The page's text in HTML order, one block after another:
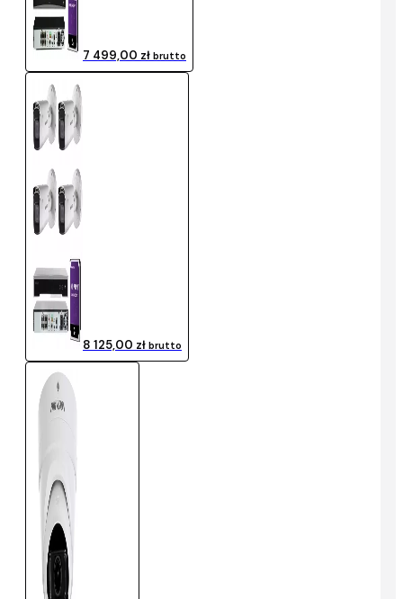
7 499,00 zł brutto
8 125,00 zł brutto